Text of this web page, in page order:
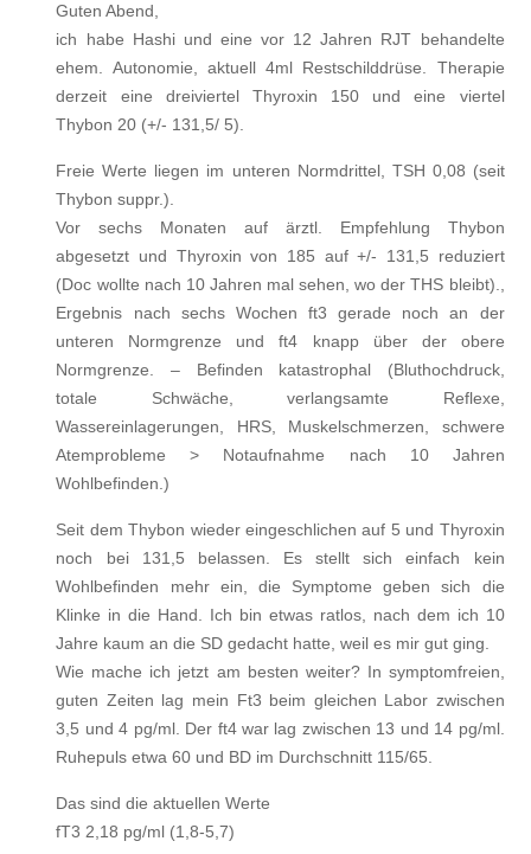
Guten Abend,
ich habe Hashi und eine vor 12 Jahren RJT behandelte
ehem. Autonomie, aktuell 4ml Restschilddrüse. Therapie
derzeit eine dreiviertel Thyroxin 150 und eine viertel
Thybon 20 (+/- 131,5/ 5).
Freie Werte liegen im unteren Normdrittel, TSH 0,08 (seit
Thybon suppr.).
Vor sechs Monaten auf ärztl. Empfehlung Thybon
abgesetzt und Thyroxin von 185 auf +/- 131,5 reduziert
(Doc wollte nach 10 Jahren mal sehen, wo der THS bleibt).,
Ergebnis nach sechs Wochen ft3 gerade noch an der
unteren Normgrenze und ft4 knapp über der obere
Normgrenze. – Befinden katastrophal (Bluthochdruck,
totale Schwäche, verlangsamte Reflexe,
Wassereinlagerungen, HRS, Muskelschmerzen, schwere
Atemprobleme > Notaufnahme nach 10 Jahren
Wohlbefinden.)
Seit dem Thybon wieder eingeschlichen auf 5 und Thyroxin
noch bei 131,5 belassen. Es stellt sich einfach kein
Wohlbefinden mehr ein, die Symptome geben sich die
Klinke in die Hand. Ich bin etwas ratlos, nach dem ich 10
Jahre kaum an die SD gedacht hatte, weil es mir gut ging.
Wie mache ich jetzt am besten weiter? In symptomfreien,
guten Zeiten lag mein Ft3 beim gleichen Labor zwischen
3,5 und 4 pg/ml. Der ft4 war lag zwischen 13 und 14 pg/ml.
Ruhepuls etwa 60 und BD im Durchschnitt 115/65.
Das sind die aktuellen Werte
fT3 2,18 pg/ml (1,8-5,7)